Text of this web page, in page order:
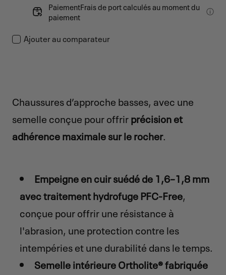
PaiementFrais de port calculés au moment du
paiement
Ajouter au comparateur
Chaussures d’approche basses, avec une
semelle conçue pour offrirprécision et
adhérence maximale sur le rocher.
Empeigne en cuir suédé de 1,6–1,8 mm
avec traitement hydrofuge PFC-Free,
conçue pour offrir une résistance à
l'abrasion, une protection contre les
intempéries et une durabilité dans le temps.
Semelle intérieure Ortholite® fabriquée